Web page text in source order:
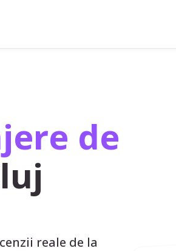
de
reale de la